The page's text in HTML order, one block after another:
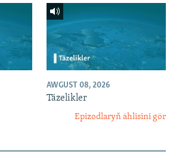
AWGUST 08, 2026
Täzelikler
Epizodlaryň ählisini gör